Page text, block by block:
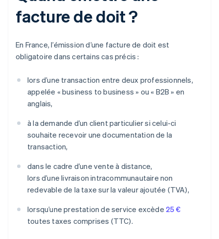
facture de doit ?
En France, l’émission d’une facture de doit est
obligatoire dans certains cas précis :
lors d’une transaction entre deux professionnels,
appelée « business to business » ou « B2B » en
anglais,
à la demande d’un client particulier si celui-ci
souhaite recevoir une documentation de la
transaction,
dans le cadre d’une vente à distance,
lors d’une livraison intracommunautaire non
redevable de la taxe sur la valeur ajoutée (TVA),
lorsqu’une prestation de service excède 25 €
toutes taxes comprises (TTC).